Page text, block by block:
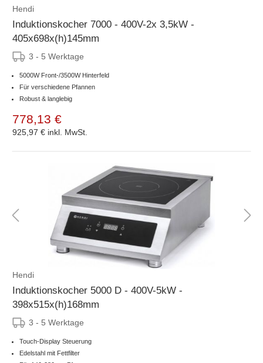
Hendi
Induktionskocher 7000 - 400V-2x 3,5kW -
405x698x(h)145mm
3 - 5 Werktage
5000W Front-/3500W Hinterfeld
Für verschiedene Pfannen
Robust & langlebig
778,13 €
925,97 € inkl. MwSt.
Hendi
Induktionskocher 5000 D - 400V-5kW -
398x515x(h)168mm
3 - 5 Werktage
Touch-Display Steuerung
Edelstahl mit Fettfilter